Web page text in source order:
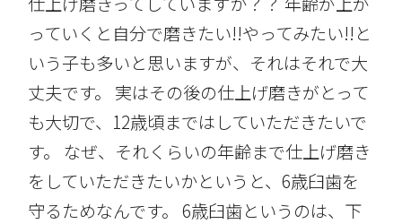
っていくと自分で磨きたい!!やってみたい!!と
いう子も多いと思いますが、それはそれで大
丈夫です。 実はその後の仕上げ磨きがとって
も大切で、12歳頃まではしていただきたいで
す。 なぜ、それくらいの年齢まで仕上げ磨き
をしていただきたいかというと、6歳臼歯を
守るためなんです。 6歳臼歯というのは、下